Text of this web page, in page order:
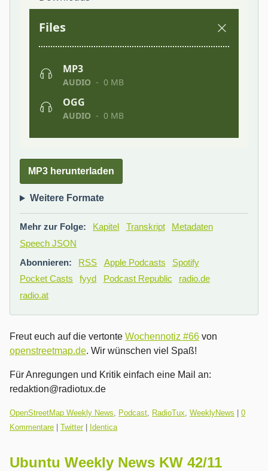
MP3 herunterladen
Weitere Formate
Mehr zur Folge: Kapitel Transkript
Metadaten
Speech JSON
Abonnieren:
RSS Apple Podcasts
Spotify
Pocket Casts
fyyd Podcast Republic
radio.de
radio.at
Freut euch auf die vertonte Wochennotiz #66 von
openstreetmap.de. Wir wünschen viel Spaß!
Für Anregungen und Kritik einfach eine Mail an:
redaktion@radiotux.de
Kategorien:
OpenStreetMap Weekly News Podcast RadioTux WeeklyNews
0
Kommentare
Twitter| Identica
Ubuntu Weekly News KW 42/11